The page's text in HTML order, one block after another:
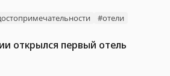
#отели
открылся первый отель